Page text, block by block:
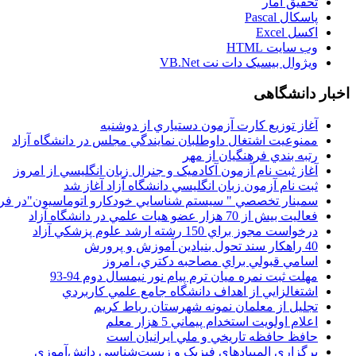
پاسکال Pascal
اکسل Excel
وب سايت HTML
ويژوال بيسيک دات نت VB.Net
اخبار دانشگاهی
آغاز توزيع کارت آزمون دستياري از دوشنبه
ممنوعيت اشتغال داوطلبان نمايندگي مجلس در دانشگاه آزاد
رتبه بندي فرهنگيان از مهر
آغاز ثبت نام آزمون آکادميک و جنرال زبان انگليسي از امروز
ثبت نام آزمون زبان انگليسي دانشگاه آزاد آغاز شد
سمينار تخصصي " سيستم شناسايي خودکارو اتوماسيون"در
فعاليت بيش از 70 هزار عضو هيات علمي در دانشگاه آزاد
درخواست مجوز براي 150 رشته ارشد علوم پزشکي آزاد
40 راهکار سند تحول بنيادين آموزش و پرورش
اسامي قبولي براي مصاحبه دکتري، امروز
مهلت ثبت نمره میان ترم پیام نور نیمسال دوم 94-93
اشتغالزايي از اهداف دانشگاه جامع علمي کاربردي
تجليل از معلمان نمونه شهرستان رباط کريم
اعلام اولويت استخدام پيماني 5 هزار معلم
حافظ حافظه تاريخي و ملي ايرانيان است
برگزاري المپيادهاي فيزيک و زيست‌شناسي دانش‌آموزي